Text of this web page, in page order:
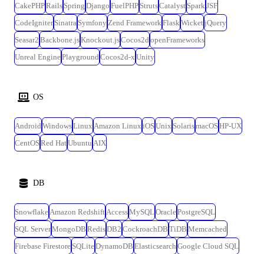
CakePHPRails Spring Django FuelPHP StrutsCatalyst Spark JSF
CodeIgniter Sinatra Symfony Zend Framework Flask WicketjQuery
Seasar2 Backbone.jsKnockout.jsCocos2d openFrameworks
Unreal EnginePlayground Cocos2d-x Unity
OS
Android WindowsLinux Amazon Linux iOSUnix SolarismacOSHP-UX
CentOSRed HatUbuntu AIX
DB
Snowflake Amazon Redshift AccessMySQL OraclePostgreSQL
SQL ServerMongoDB RedisDB2 CockroachDB TiDB Memcached
Firebase Firestore SQLiteDynamoDB Elasticsearch Google Cloud SQL